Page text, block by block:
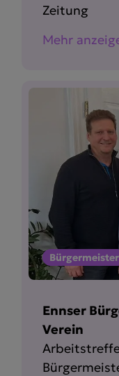
Zeitung
Mehr
Bürgermeister
Ennser
Verein